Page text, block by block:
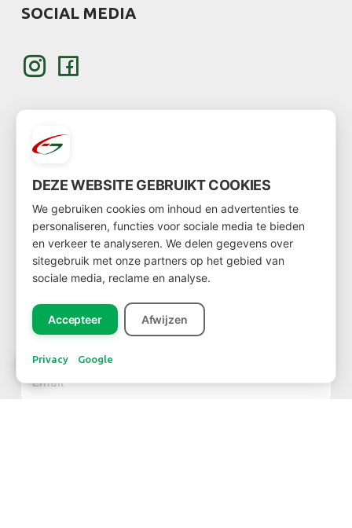
SOCIAL MEDIA
Wil je klant worden?
Ga dan viadeze linknaar het klantenformulier
NIEUWSBRIEF
DEZE WEBSITE GEBRUIKT COOKIES
We gebruiken cookies om inhoud en advertenties te
personaliseren, functies voor sociale media te bieden
en verkeer te analyseren. We delen gegevens over
sitegebruik met onze partners op het gebied van
sociale media, reclame en analyse.
Accepteer Afwijzen
Privacy Google